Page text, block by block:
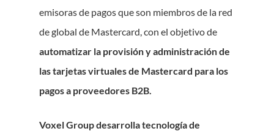
emisoras de pagos que son miembros de la red
de global de Mastercard, con el objetivo de
automatizar la provisión y administración de
las tarjetas virtuales de Mastercard para los
pagos a proveedores B2B.
Voxel Group desarrolla tecnología de